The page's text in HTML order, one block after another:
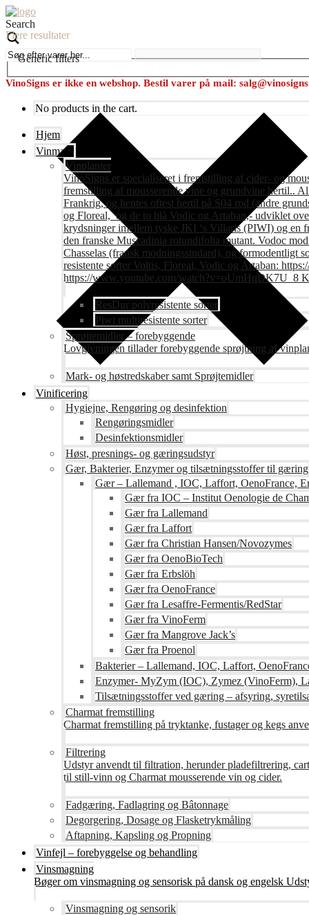
Search
Flere resultater
Generic filters
VinoSigns er ikke en webshop. Bestil varer på mail:
No products in the cart.
Hjem
Vinmark
Vinplanter
VinoSigns er specialiseret i fremstilling af cider- og
fremstilling af mousserende vine og grundvine hertil..
Frankrig, og hentes oftest hertil på S04 rod (andre
og Floreal, og de to blå Vodic og Artaban,- udviklet
krydsninger imellem tyske JKI ‘s Villaris (PIWI) og en
den franske Muscadinia rotundifolia mutant. Vodoc
Chasselas (fransk modningsstndard), og formodentligt
resistente sorter Voltis, Floreal, Vodic og Artaban:
https://www.youtube.com/watch?v=oUmHqDK7U_8
ResDur polyresistente sorter
Piwi multiresistente sorter
Sprøjtemidler – forebyggende
Lovgivningen tillader forebyggende sprøjtning af
Mark- og høstredskaber samt Sprøjtemidler
Vinificering
Hygiejne, Rengøring og desinfektion
Rengøringsmidler
Desinfektionsmidler
Høst, presnings- og gæringsudstyr
Gær, Bakterier, Enzymer og tilsætningsstoffer til gæring
Gær – Lallemand , IOC, Laffort, OenoFrance,
Gær fra IOC – Institut Oenologie de
Gær fra Lallemand
Gær fra Laffort
Gær fra Christian Hansen/Novozymes
Gær fra OenoBioTech
Gær fra Erbslöh
Gær fra OenoFrance
Gær fra Lesaffre-Fermentis/RedStar
Gær fra VinoFerm
Gær fra Mangrove Jack’s
Gær fra Proenol
Bakterier – Lallemand, IOC, Laffort,
Enzymer- MyZym (IOC), Zymez (VinoFerm),
Tilsætningsstoffer ved gæring – afsyring,
Charmat fremstilling
Charmat fremstilling på tryktanke, fustager og kegs
Filtrering
Udstyr anvendt til filtration, herunder pladefiltrering,
til still-vinn og Charmat mousserende vin og cider.
Fadgæring, Fadlagring og Bâtonnage
Degorgering, Dosage og Flasketrykmåling
Aftapning, Kapsling og Propning
Vinfejl – forebyggelse og behandling
Vinsmagning
Bøger om vinsmagning og sensorisk på dansk og engelsk
Vinsmagning og sensorik